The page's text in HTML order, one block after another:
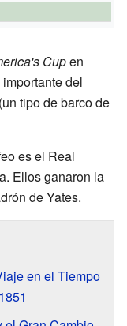
Cupen
importante del
tipo de barco de
es el Real
Ellos ganaron la
de Yates.
en el Tiempo